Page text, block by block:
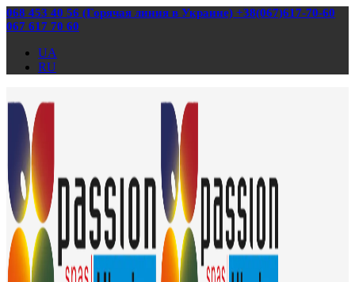
068 453 40 56 (Горячая линия в Украине) +38(067)617-70-60
067 617 70 60
UA
RU